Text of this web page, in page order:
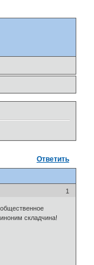
Ответить
1
складчина!